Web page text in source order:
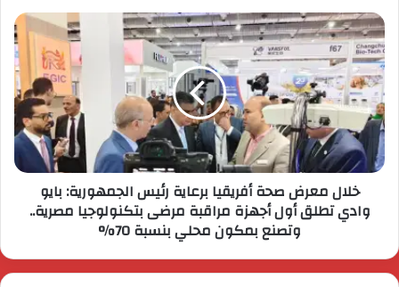
خلال معرض صحة أفريقيا برعاية رئيس الجمهورية: بايو
وادي تطلق أول أجهزة مراقبة مرضى بتكنولوجيا مصرية..
وتصنع بمكون محلي بنسبة 70%